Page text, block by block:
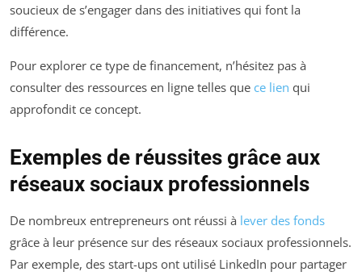
soucieux de s’engager dans des initiatives qui font la
différence.
Pour explorer ce type de financement, n’hésitez pas à
consulter des ressources en ligne telles que ce lien qui
approfondit ce concept.
Exemples de réussites grâce aux
réseaux sociaux professionnels
De nombreux entrepreneurs ont réussi à lever des fonds
grâce à leur présence sur des réseaux sociaux professionnels.
Par exemple, des start-ups ont utilisé LinkedIn pour partager